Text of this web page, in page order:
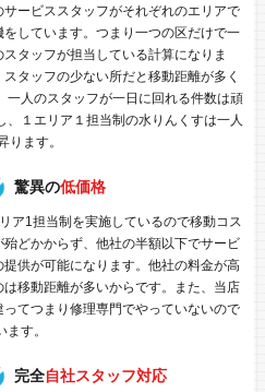
サービススタッフがそれぞれのエリアで
をしています。つまり一つの区だけで一
スタッフが担当している計算になりま
スタッフの少ない所だと移動距離が多く
一人のスタッフが一日に回れる件数は頑
１エリア１担当制の水りんくすは一人
ります。
驚異の低価格
ア1担当制を実施しているので移動コス
殆どかからず、他社の半額以下でサービ
提供が可能になります。他社の料金が高
は移動距離が多いからです。また、当店
ってつまり修理専門でやっていないので
す。
完全自社スタッフ対応